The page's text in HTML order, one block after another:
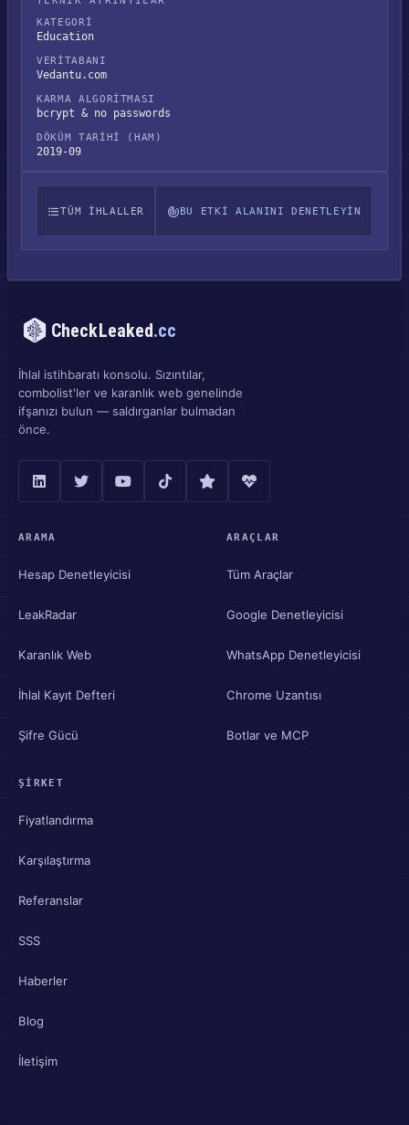
KATEGORI
Education
VERITABANI
Vedantu.com
KARMA ALGORITMASI
bcrypt & no passwords
DÖKÜM TARIHI (HAM)
2019-09
TÜM IHLALLER BU ETKI ALANINI DENETLEYIN
CheckLeaked.cc
İhlal istihbaratı konsolu. Sızıntılar,
combolist'ler ve karanlık web genelinde
ifşanızı bulun — saldırganlar bulmadan
önce.
ARAMA
Hesap Denetleyicisi
LeakRadar
Karanlık Web
İhlal Kayıt Defteri
Şifre Gücü
ARAÇLAR
Tüm Araçlar
Google Denetleyicisi
WhatsApp Denetleyicisi
Chrome Uzantısı
Botlar ve MCP
ŞIRKET
Fiyatlandırma
Karşılaştırma
Referanslar
SSS
Haberler
Blog
İletişim